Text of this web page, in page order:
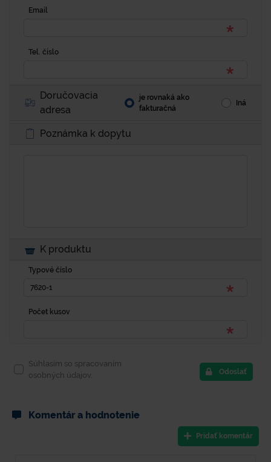
Email
Tel. číslo
Doručovacia
adresa
je rovnaká ako
fakturačná
Iná
Poznámka k dopytu
K produktu
Typové číslo
Počet kusov
Súhlasím so spracovaním
osobných údajov.
Odoslať
Komentár a hodnotenie
Pridať komentár